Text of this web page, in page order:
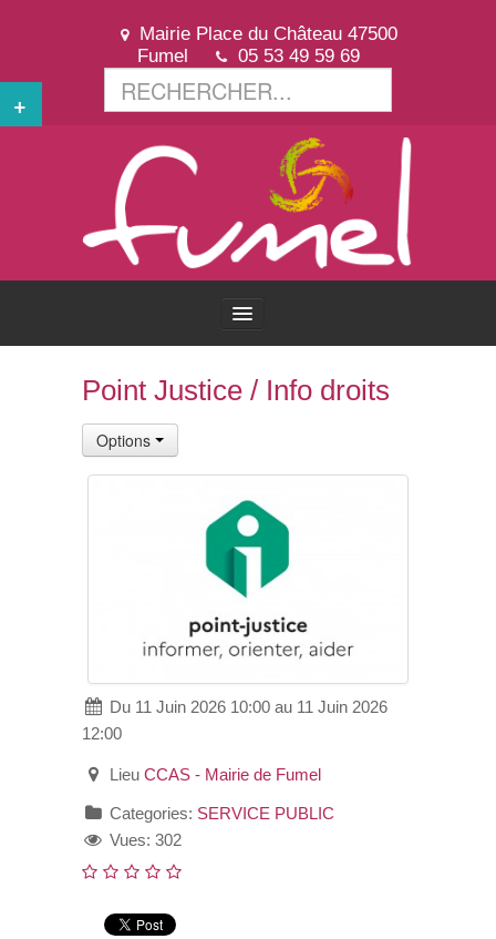
Mairie Place du Château 47500
Fumel
05 53 49 59 69
VOTRE VILLE
VOS DEMARCHES
SOCIAL
SPORTS ET LOISIRS
CULTURE ET PATRIMOINE
DÉCISIONS & DÉLIBÉRATIONS
Point Justice / Info droits
Options
Du 11 Juin 2026 10:00 au 11 Juin 2026
12:00
Lieu CCAS - Mairie de Fumel
Categories: SERVICE PUBLIC
Vues: 302
+